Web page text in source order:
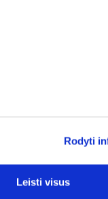
Rodyti
Leisti visus
183 3D2S